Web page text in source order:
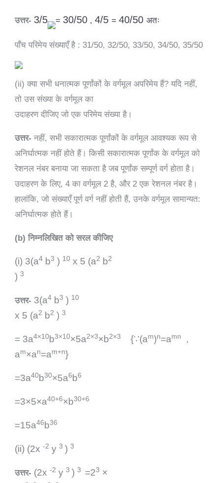
उत्तर- 3/5 = 30/50 , 4/5 = 40/50 अतः
पाँच परिमेय संख्याएँ है: 31/50, 32/50, 33/50, 34/50, 35/50
(ii) क्या सभी धनात्मक पूर्णांकों के वर्गमूल अपरिमेय हैं? यदि नहीं,
तो उस संख्या के वर्गमूल का
उदाहरण दीजिए जो एक परिमेय संख्या है।
उत्तर- नहीं, सभी सकारात्मक पूर्णांकों के वर्गमूल आवश्यक रूप से
अनिर्घात्मक नहीं होते हैं। किसी सकारात्मक पूर्णांक के वर्गमूल को
रेशनल नंबर बनाया जा सकता है जब पूर्णांक सम्पूर्ण वर्ग होता है।
उदाहरण के लिए, 4 का वर्गमूल 2 है, और 2 एक रेशनल नंबर है।
हालांकि, जो संख्याएँ पूर्ण वर्ग नहीं होती हैं, उनके वर्गमूल सामान्यत:
अनिर्घात्मक होते हैं।
(b) निम्नलिखित को सरल कीजिए
(i) 3(a4 b3 ) 10 x 5 (a2 b2
) 3
उत्तर- 3(a4 b3 ) 10
x 5 (a2 b2 ) 3
= 3a4×10b3×10×5a2×3×b2×3 {∵(am)n=amn
,
am×an=am+n}
=3a40b30×5a6b6
=3×5×a40+6×b30+6
=15a46b36
(ii) (2x -2 y 3 ) 3
उत्तर- (2x -2 y 3 ) 3 =23 ×